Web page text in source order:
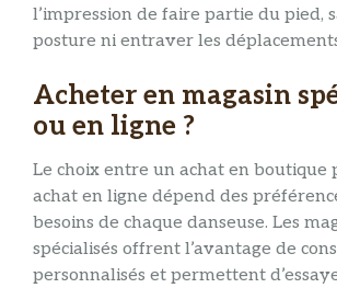
l’impression de faire partie du pied,
posture ni entraver les
Acheter en magasin
ou en ligne ?
Le choix entre un achat en boutique
achat en ligne dépend des
besoins de chaque danseuse. Les
spécialisés offrent l’avantage de
personnalisés et permettent